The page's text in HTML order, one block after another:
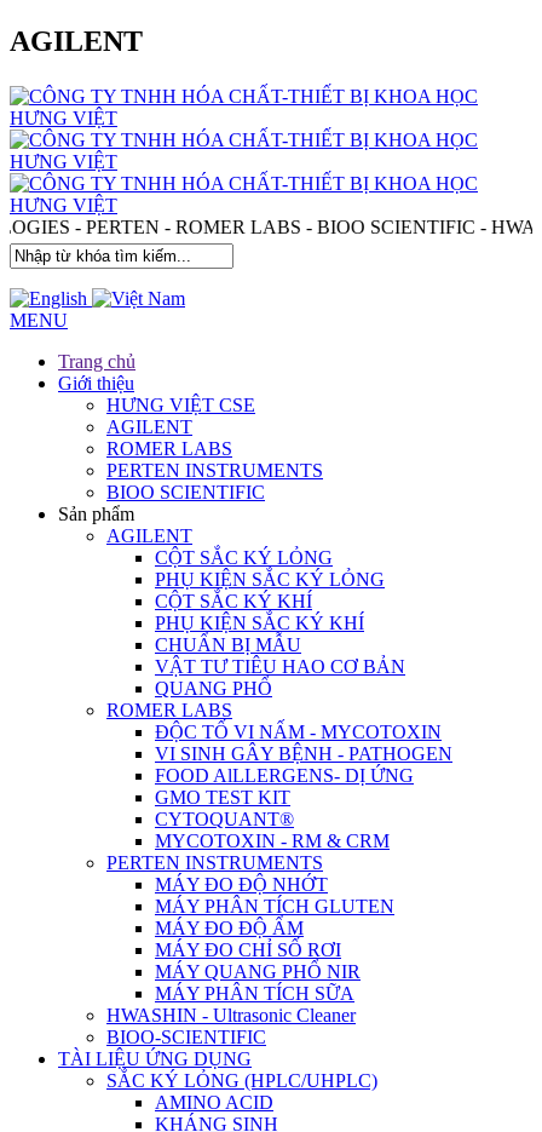
AGILENT
- PERTEN - ROMER LABS - BIOO
MENU
Trang chủ
Giới thiệu
HƯNG VIỆT CSE
AGILENT
ROMER LABS
PERTEN INSTRUMENTS
BIOO SCIENTIFIC
Sản phẩm
AGILENT
CỘT SẮC KÝ LỎNG
PHỤ KIỆN SẮC KÝ LỎNG
CỘT SẮC KÝ KHÍ
PHỤ KIỆN SẮC KÝ KHÍ
CHUẨN BỊ MẪU
VẬT TƯ TIÊU HAO CƠ BẢN
QUANG PHỔ
ROMER LABS
ĐỘC TỐ VI NẤM - MYCOTOXIN
VI SINH GÂY BỆNH - PATHOGEN
FOOD AlLLERGENS- DỊ ỨNG
GMO TEST KIT
CYTOQUANT®
MYCOTOXIN - RM & CRM
PERTEN INSTRUMENTS
MÁY ĐO ĐỘ NHỚT
MÁY PHÂN TÍCH GLUTEN
MÁY ĐO ĐỘ ẨM
MÁY ĐO CHỈ SỐ RƠI
MÁY QUANG PHỔ NIR
MÁY PHÂN TÍCH SỮA
HWASHIN - Ultrasonic Cleaner
BIOO-SCIENTIFIC
TÀI LIỆU ỨNG DỤNG
SẮC KÝ LỎNG (HPLC/UHPLC)
AMINO ACID
KHÁNG SINH